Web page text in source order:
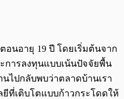
อนอายุ 19 ปี โดยเริ่มต้นจาก
การลงทุนแบบเน้นปัจจัยพื้น
ไปกลับพบว่าตลาดบ้านเรา
ที่เติบโตแบบก้าวกระโดดให้